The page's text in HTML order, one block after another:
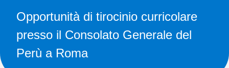
Opportunità di tirocinio curricolare
presso il Consolato Generale del
Perù a Roma